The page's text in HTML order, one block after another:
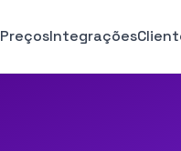
PreçosIntegrações